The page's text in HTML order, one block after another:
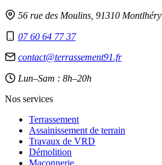
56 rue des Moulins, 91310 Montlhéry
07 60 64 77 37
contact@terrassement91.fr
Lun–Sam : 8h–20h
Nos services
Terrassement
Assainissement de terrain
Travaux de VRD
Démolition
Maçonnerie